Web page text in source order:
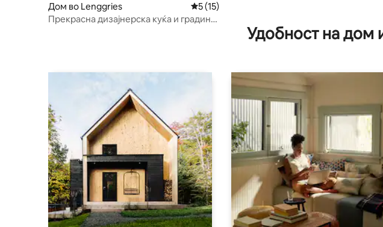
Дом во Lenggries Просечна оцена: 5 од 5, 15 рецензии
5 (15)
Прекрасна дизајнерска куќа и градина
Удобност на дом